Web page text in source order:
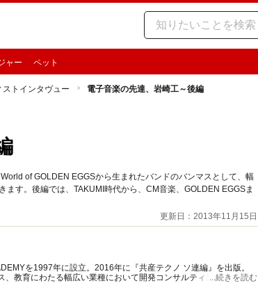
ャー ペット
ストインタヴュー 電子音楽の先達、岩崎工～後編
of GOLDEN EGGSから生まれたバンドのバンマスとして、幅
す。後編では、TAKUMI時代から、CM音楽、GOLDEN EGGSま
更新日：2013年11月15日
を1997年に設立。2016年に『共産テクノ ソ連編』を出版。
教育にわたる幅広い業種において開発コンサルティングに従事。
...続きを読む